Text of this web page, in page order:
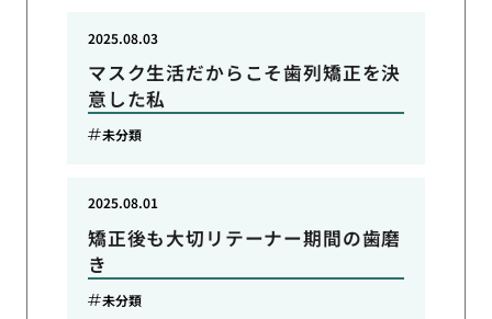
マスク生活だからこそ歯列矯正を決
意した私
2025.08.03
未分類
矯正後も大切リテーナー期間の歯磨
き
2025.08.01
未分類